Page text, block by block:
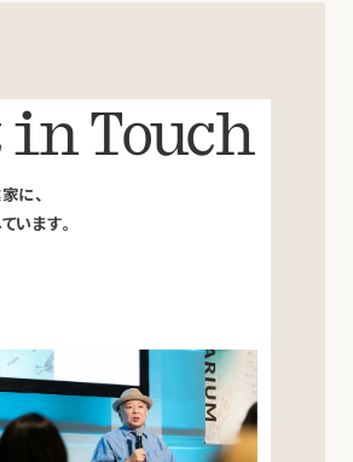
in Touch
に、
います。